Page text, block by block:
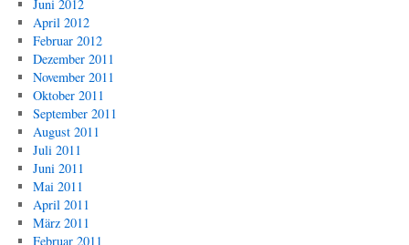
Juni 2012
April 2012
Februar 2012
Dezember 2011
November 2011
Oktober 2011
September 2011
August 2011
Juli 2011
Juni 2011
Mai 2011
April 2011
März 2011
Februar 2011